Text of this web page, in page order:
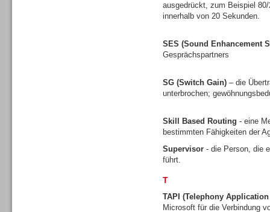
ausgedrückt, zum Beispiel
innerhalb von 20 Sekunden.
SES (Sound Enhancement
Gesprächspartners
SG (Switch Gain) – die
unterbrochen;
Skill Based Routing - eine
bestimmten Fähigkeiten der
Supervisor - die Person, die
führt.
T
TAPI (Telephony
Microsoft für die Verbindung